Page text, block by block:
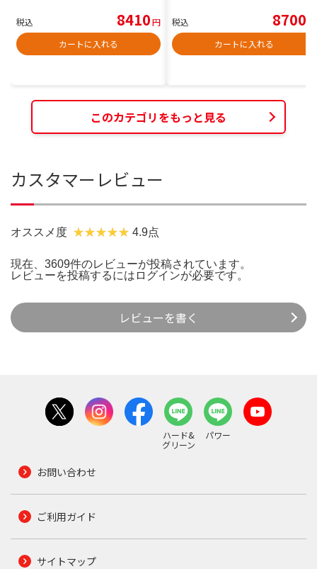
税込 8410円
カートに入れる
税込 8700
カートに入れる
このカテゴリをもっと見る
カスタマーレビュー
オススメ度 4.9点
現在、3609件のレビューが投稿されています。
レビューを投稿するには ログインが必要です。
レビューを書く
ハード&
グリーン
パワー
お問い合わせ
ご利用ガイド
サイトマップ